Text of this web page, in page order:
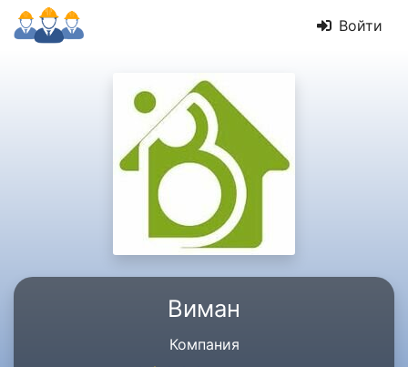
Войти
Виман
Компания